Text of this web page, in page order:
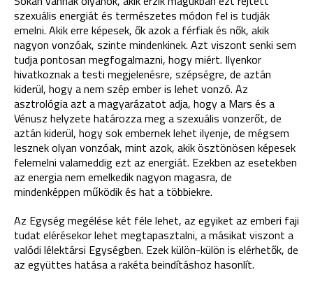
szexuális energiát és természetes módon fel is tudják
emelni. Akik erre képesek, ők azok a férfiak és nők, akik
nagyon vonzóak, szinte mindenkinek. Azt viszont senki sem
tudja pontosan megfogalmazni, hogy miért. Ilyenkor
hivatkoznak a testi megjelenésre, szépségre, de aztán
kiderül, hogy a nem szép ember is lehet vonzó. Az
asztrológia azt a magyarázatot adja, hogy a Mars és a
Vénusz helyzete határozza meg a szexuális vonzerőt, de
aztán kiderül, hogy sok embernek lehet ilyenje, de mégsem
lesznek olyan vonzóak, mint azok, akik ösztönösen képesek
felemelni valameddig ezt az energiát. Ezekben az esetekben
az energia nem emelkedik nagyon magasra, de
mindenképpen működik és hat a többiekre.
Az Egység megélése két féle lehet, az egyiket az emberi faji
tudat elérésekor lehet megtapasztalni, a másikat viszont a
valódi lélektársi Egységben. Ezek külön-külön is elérhetők, de
az együttes hatása a rakéta beindításhoz hasonlít.